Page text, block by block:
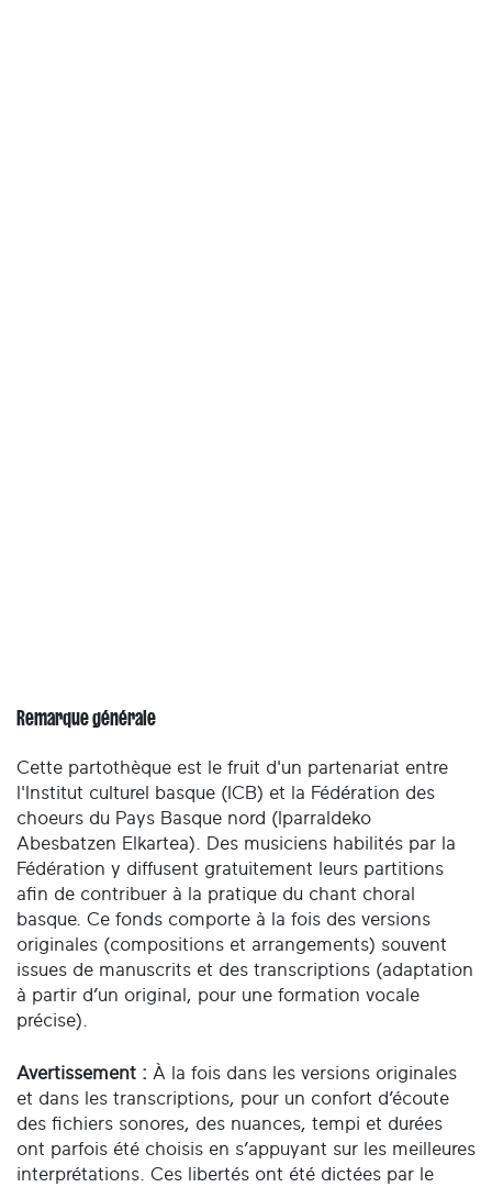
Remarque générale
Cette partothèque est le fruit d'un partenariat entre
l'Institut culturel basque (ICB) et la Fédération des
choeurs du Pays Basque nord (Iparraldeko
Abesbatzen Elkartea). Des musiciens habilités par la
Fédération y diffusent gratuitement leurs partitions
afin de contribuer à la pratique du chant choral
basque. Ce fonds comporte à la fois des versions
originales (compositions et arrangements) souvent
issues de manuscrits et des transcriptions (adaptation
à partir d’un original, pour une formation vocale
précise).
Avertissement : À la fois dans les versions originales
et dans les transcriptions, pour un confort d’écoute
des fichiers sonores, des nuances, tempi et durées
ont parfois été choisis en s’appuyant sur les meilleures
interprétations. Ces libertés ont été dictées par le